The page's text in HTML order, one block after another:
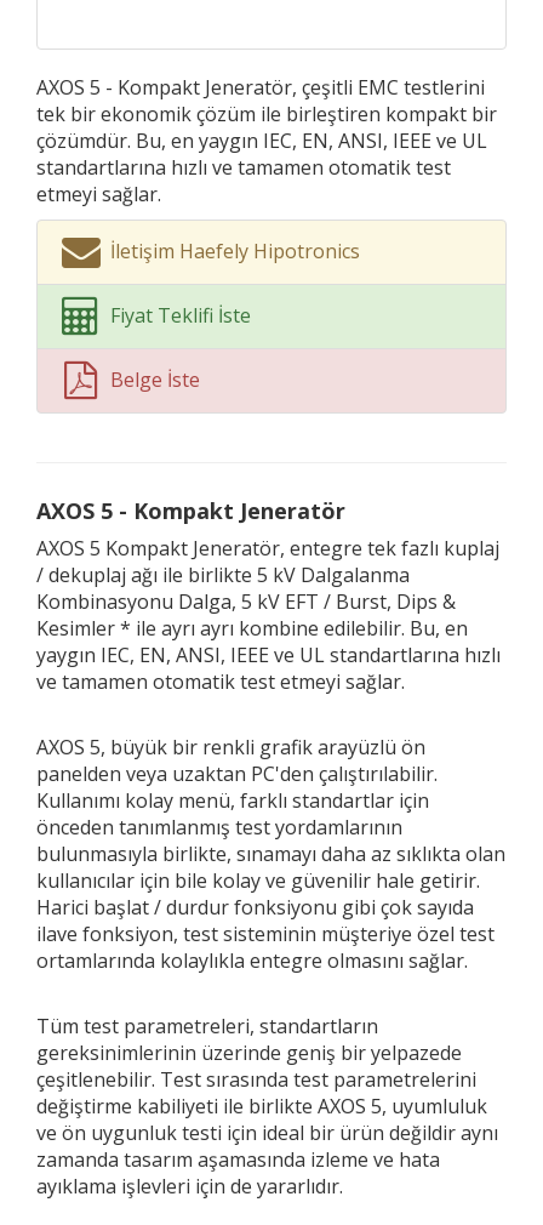
AXOS 5 - Kompakt Jeneratör, çeşitli EMC testlerini
tek bir ekonomik çözüm ile birleştiren kompakt bir
çözümdür. Bu, en yaygın IEC, EN, ANSI, IEEE ve UL
standartlarına hızlı ve tamamen otomatik test
etmeyi sağlar.
İletişim Haefely Hipotronics
Fiyat Teklifi İste
Belge İste
AXOS 5 - Kompakt Jeneratör
AXOS 5 Kompakt Jeneratör, entegre tek fazlı kuplaj
/ dekuplaj ağı ile birlikte 5 kV Dalgalanma
Kombinasyonu Dalga, 5 kV EFT / Burst, Dips &
Kesimler * ile ayrı ayrı kombine edilebilir. Bu, en
yaygın IEC, EN, ANSI, IEEE ve UL standartlarına hızlı
ve tamamen otomatik test etmeyi sağlar.
AXOS 5, büyük bir renkli grafik arayüzlü ön
panelden veya uzaktan PC'den çalıştırılabilir.
Kullanımı kolay menü, farklı standartlar için
önceden tanımlanmış test yordamlarının
bulunmasıyla birlikte, sınamayı daha az sıklıkta olan
kullanıcılar için bile kolay ve güvenilir hale getirir.
Harici başlat / durdur fonksiyonu gibi çok sayıda
ilave fonksiyon, test sisteminin müşteriye özel test
ortamlarında kolaylıkla entegre olmasını sağlar.
Tüm test parametreleri, standartların
gereksinimlerinin üzerinde geniş bir yelpazede
çeşitlenebilir. Test sırasında test parametrelerini
değiştirme kabiliyeti ile birlikte AXOS 5, uyumluluk
ve ön uygunluk testi için ideal bir ürün değildir aynı
zamanda tasarım aşamasında izleme ve hata
ayıklama işlevleri için de yararlıdır.